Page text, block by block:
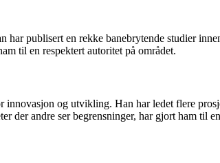
publisert en rekke banebrytende studier
til en respektert autoritet på området.
og utvikling. Han har ledet flere
der andre ser begrensninger, har gjort ham til